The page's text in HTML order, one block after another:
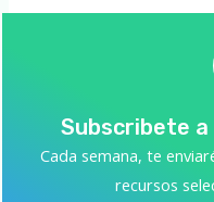
Subscribete
Cada semana, te
recursos